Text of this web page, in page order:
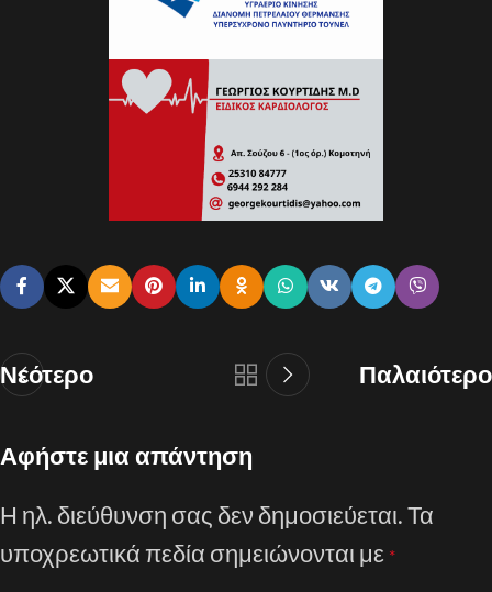
Νεότερο Παλαιότερο
Αφήστε μια απάντηση
Η ηλ. διεύθυνση σας δεν δημοσιεύεται.Τα
υποχρεωτικά πεδία σημειώνονται με *